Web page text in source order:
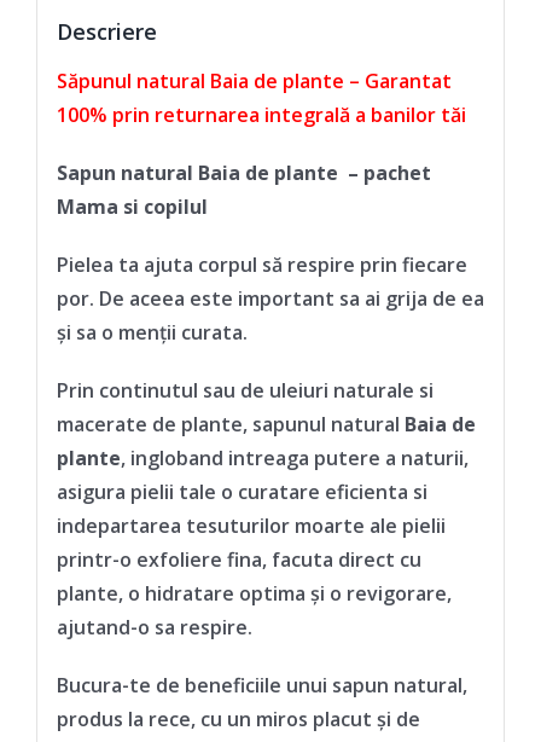
Descriere
Săpunul natural Baia de plante – Garantat
100% prin returnarea integrală a banilor tăi
Sapun natural Baia de plante – pachet
Mama si copilul
Pielea ta ajuta corpul să respire prin fiecare
por. De aceea este important sa ai grija de ea
și sa o menții curata.
Prin continutul sau de uleiuri naturale si
macerate de plante, sapunul natural Baia de
plante, ingloband intreaga putere a naturii,
asigura pielii tale o curatare eficienta si
indepartarea tesuturilor moarte ale pielii
printr-o exfoliere fina, facuta direct cu
plante, o hidratare optima și o revigorare,
ajutand-o sa respire.
Bucura-te de beneficiile unui sapun natural,
produs la rece, cu un miros placut și de